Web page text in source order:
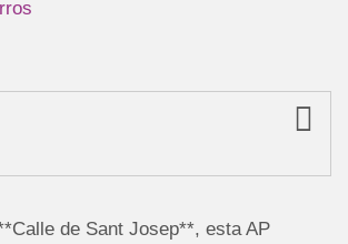
de Sant Josep**, esta AP